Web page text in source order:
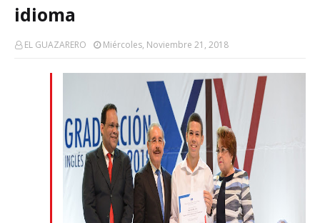
idioma
EL GUAZARERO Miércoles, Noviembre 21, 2018